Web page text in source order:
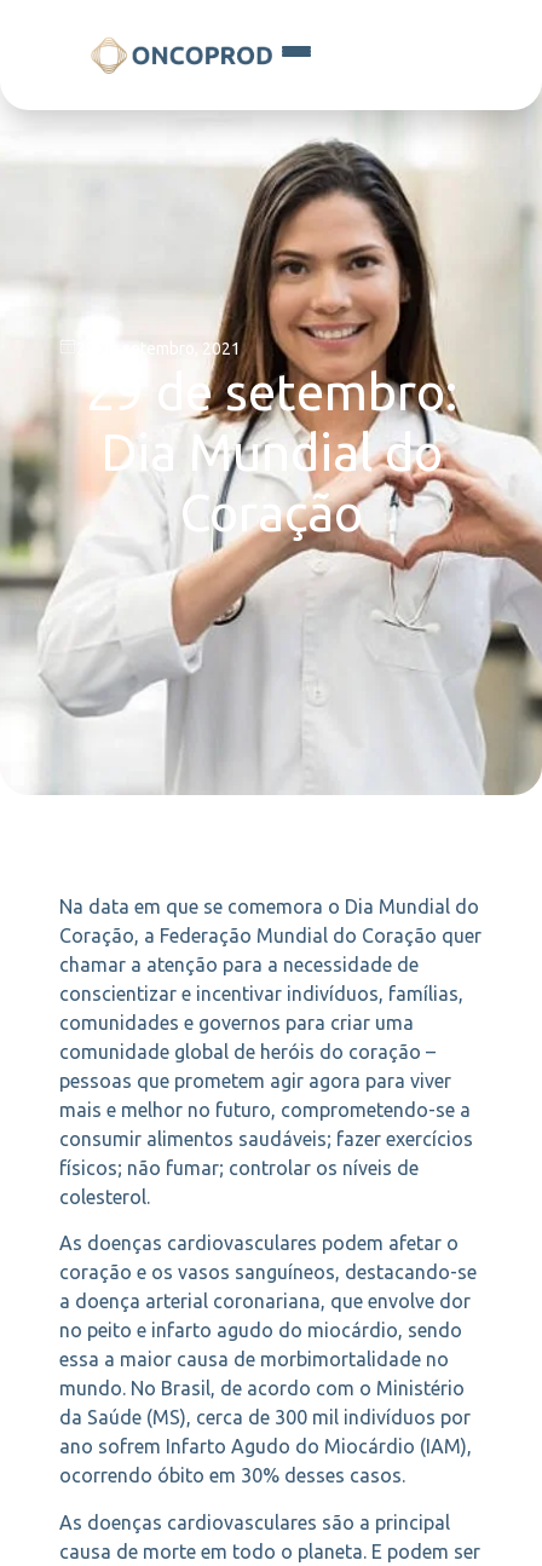
29 de setembro, 2021
29 de setembro:
Dia Mundial do
Coração
Na data em que se comemora o Dia Mundial do
Coração, a Federação Mundial do Coração quer
chamar a atenção para a necessidade de
conscientizar e incentivar indivíduos, famílias,
comunidades e governos para criar uma
comunidade global de heróis do coração –
pessoas que prometem agir agora para viver
mais e melhor no futuro, comprometendo-se a
consumir alimentos saudáveis; fazer exercícios
físicos; não fumar; controlar os níveis de
colesterol.
As doenças cardiovasculares podem afetar o
coração e os vasos sanguíneos, destacando-se
a doença arterial coronariana, que envolve dor
no peito e infarto agudo do miocárdio, sendo
essa a maior causa de morbimortalidade no
mundo. No Brasil, de acordo com o Ministério
da Saúde (MS), cerca de 300 mil indivíduos por
ano sofrem Infarto Agudo do Miocárdio (IAM),
ocorrendo óbito em 30% desses casos.
As doenças cardiovasculares são a principal
causa de morte em todo o planeta. E podem ser